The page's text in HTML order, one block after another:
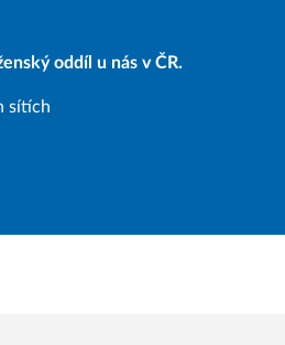
oddíl u nás v ČR.
sítích